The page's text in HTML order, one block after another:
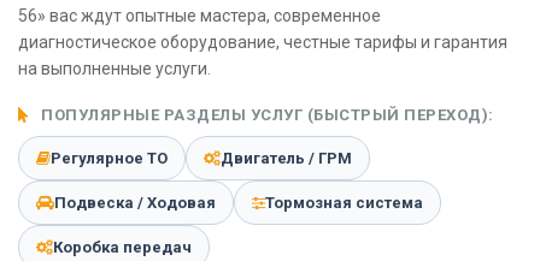
56» вас ждут опытные мастера, современное
диагностическое оборудование, честные тарифы и гарантия
на выполненные услуги.
ПОПУЛЯРНЫЕ РАЗДЕЛЫ УСЛУГ (БЫСТРЫЙ ПЕРЕХОД):
Регулярное ТО Двигатель / ГРМ
Подвеска / Ходовая Тормозная система
Коробка передач